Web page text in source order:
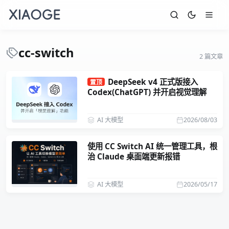
cc-switch 2 篇文章
置顶
DeepSeek v4 正式版接入
Codex(ChatGPT) 并开启视觉理解
2026/08/03
AI 大模型
使用 CC Switch AI 统一管理工具，根
治 Claude 桌面端更新报错
2026/05/17
AI 大模型